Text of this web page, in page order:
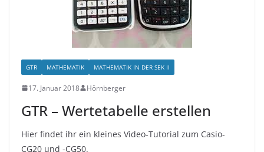
GTR MATHEMATIK MATHEMATIK IN DER SEK II
17. Januar 2018 Hörnberger
GTR – Wertetabelle erstellen
Hier findet ihr ein kleines Video-Tutorial zum Casio-
CG20 und -CG50.